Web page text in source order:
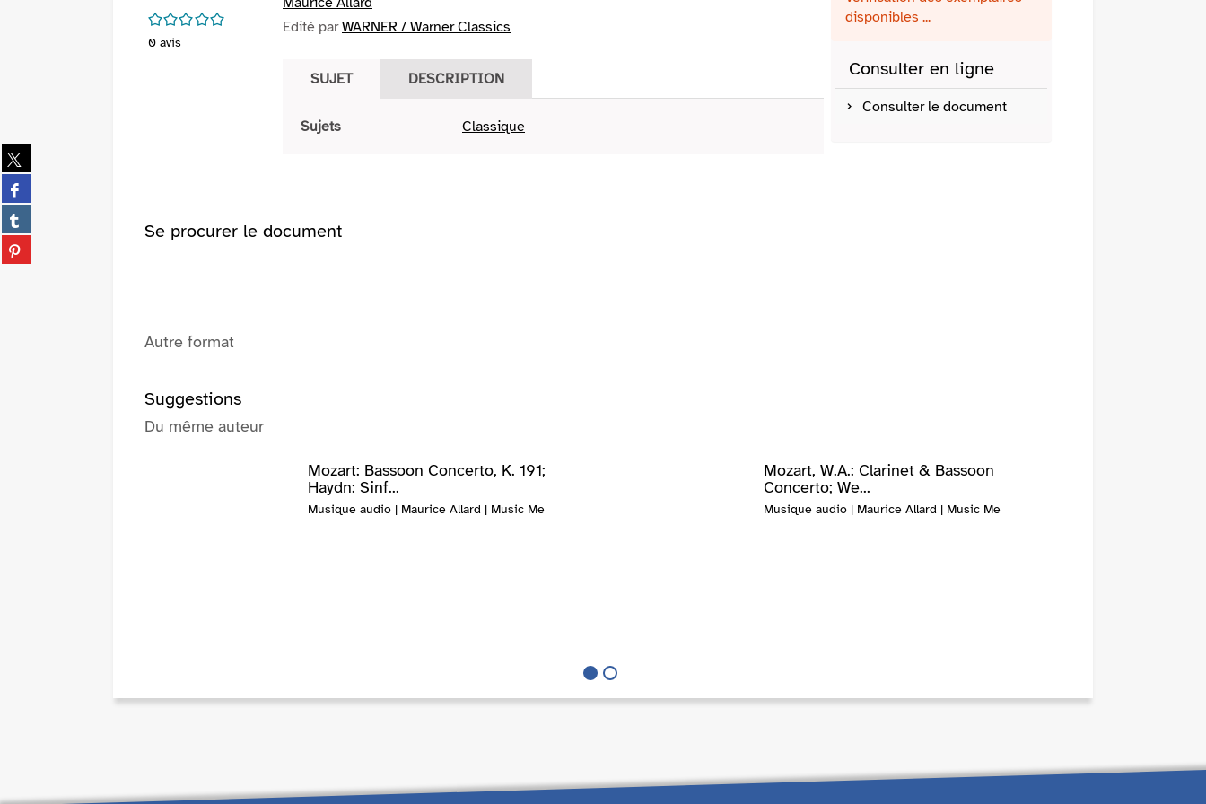
Partager
sur
twitter
(Nouvelle
fenêtre)
Partager
sur
facebook
(Nouvelle
fenêtre)
Partager
sur
tumblr
Partager
sur
/5
0 avis
Edité parWARNER / Warner Classics
SUJET DESCRIPTION
Sujets Classique
disponibles ...
Consulter en ligne
Consulter le document
Se procurer le document
Autre format
Suggestions
Du même auteur
Mozart: Bassoon Concerto, K. 191;
Haydn: Sinf...
Musique audio | Maurice Allard | Music Me
Mozart, W.A.: Clarinet & Bassoon
Concerto; We...
Musique audio | Maurice Allard | Music Me